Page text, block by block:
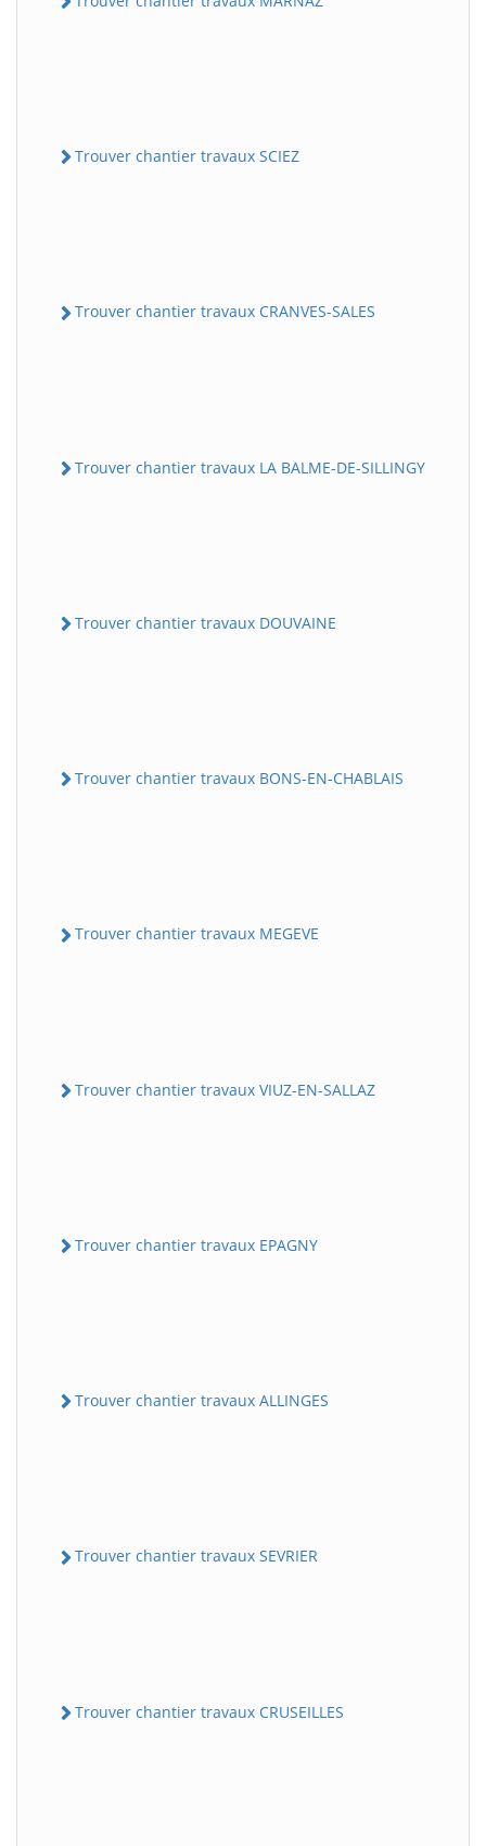
Trouver chantier travaux SCIEZ
Trouver chantier travaux CRANVES-SALES
Trouver chantier travaux LA BALME-DE-SILLINGY
Trouver chantier travaux DOUVAINE
Trouver chantier travaux BONS-EN-CHABLAIS
Trouver chantier travaux MEGEVE
Trouver chantier travaux VIUZ-EN-SALLAZ
Trouver chantier travaux EPAGNY
Trouver chantier travaux ALLINGES
Trouver chantier travaux SEVRIER
Trouver chantier travaux CRUSEILLES